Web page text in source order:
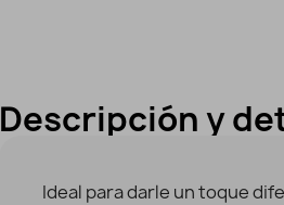
Descripción y
Ideal para darle un toque